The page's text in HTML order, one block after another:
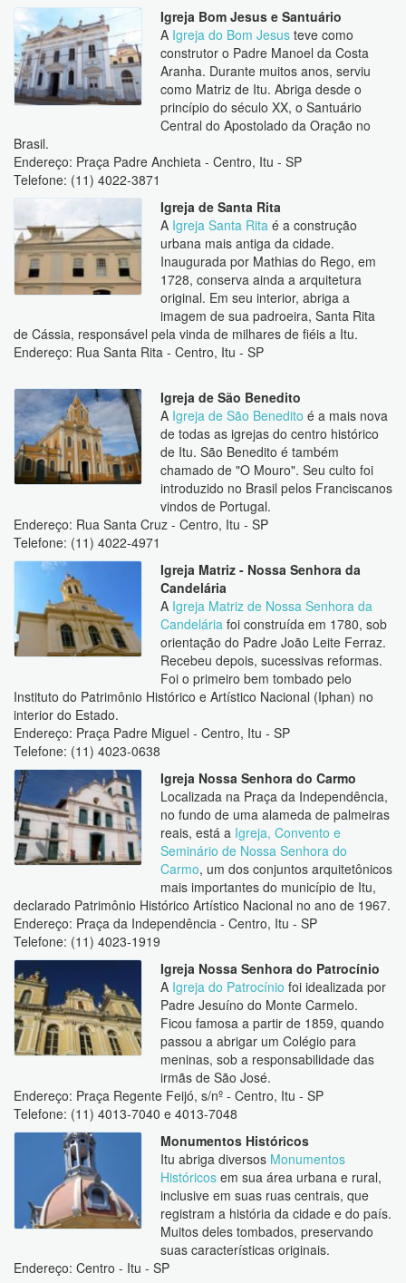
Igreja Bom Jesus e Santuário
A Igreja do Bom Jesus teve como
construtor o Padre Manoel da Costa
Aranha. Durante muitos anos, serviu
como Matriz de Itu. Abriga desde o
princípio do século XX, o Santuário
Central do Apostolado da Oração no
Brasil.
Endereço: Praça Padre Anchieta - Centro, Itu - SP
Telefone: (11) 4022-3871
Igreja de Santa Rita
A Igreja Santa Rita é a construção
urbana mais antiga da cidade.
Inaugurada por Mathias do Rego, em
1728, conserva ainda a arquitetura
original. Em seu interior, abriga a
imagem de sua padroeira, Santa Rita
de Cássia, responsável pela vinda de milhares de fiéis a Itu.
Endereço: Rua Santa Rita - Centro, Itu - SP
Igreja de São Benedito
A Igreja de São Benedito é a mais nova
de todas as igrejas do centro histórico
de Itu. São Benedito é também
chamado de "O Mouro". Seu culto foi
introduzido no Brasil pelos Franciscanos
vindos de Portugal.
Endereço: Rua Santa Cruz - Centro, Itu - SP
Telefone: (11) 4022-4971
Igreja Matriz - Nossa Senhora da
Candelária
A Igreja Matriz de Nossa Senhora da
Candelária foi construída em 1780, sob
orientação do Padre João Leite Ferraz.
Recebeu depois, sucessivas reformas.
Foi o primeiro bem tombado pelo
Instituto do Patrimônio Histórico e Artístico Nacional (Iphan) no
interior do Estado.
Endereço: Praça Padre Miguel - Centro, Itu - SP
Telefone: (11) 4023-0638
Igreja Nossa Senhora do Carmo
Localizada na Praça da Independência,
no fundo de uma alameda de palmeiras
reais, está a Igreja, Convento e
Seminário de Nossa Senhora do
Carmo, um dos conjuntos arquitetônicos
mais importantes do município de Itu,
declarado Patrimônio Histórico Artístico Nacional no ano de 1967.
Endereço: Praça da Independência - Centro, Itu - SP
Telefone: (11) 4023-1919
Igreja Nossa Senhora do Patrocínio
A Igreja do Patrocínio foi idealizada por
Padre Jesuíno do Monte Carmelo.
Ficou famosa a partir de 1859, quando
passou a abrigar um Colégio para
meninas, sob a responsabilidade das
irmãs de São José.
Endereço: Praça Regente Feijó, s/nº - Centro, Itu - SP
Telefone: (11) 4013-7040 e 4013-7048
Monumentos Históricos
Itu abriga diversos Monumentos
Históricos em sua área urbana e rural,
inclusive em suas ruas centrais, que
registram a história da cidade e do país.
Muitos deles tombados, preservando
suas características originais.
Endereço: Centro - Itu - SP